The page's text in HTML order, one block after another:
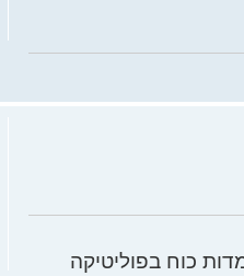
כוח בפוליטיקה